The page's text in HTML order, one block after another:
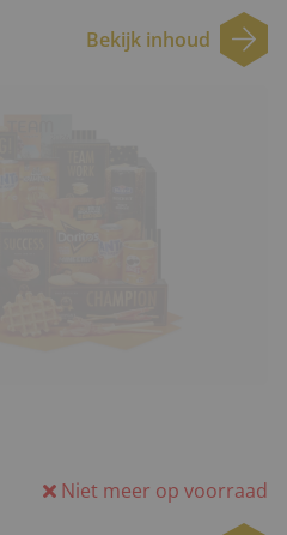
Bekijk inhoud
Niet meer op voorraad